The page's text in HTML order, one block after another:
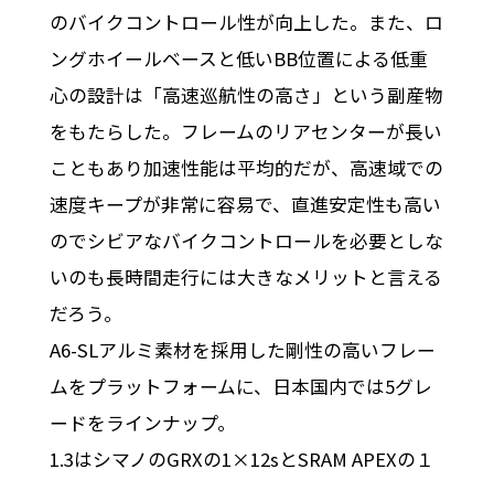
のバイクコントロール性が向上した。また、ロ
ングホイールベースと低いBB位置による低重
心の設計は「高速巡航性の高さ」という副産物
をもたらした。フレームのリアセンターが長い
こともあり加速性能は平均的だが、高速域での
速度キープが非常に容易で、直進安定性も高い
のでシビアなバイクコントロールを必要としな
いのも長時間走行には大きなメリットと言える
だろう。
A6-SLアルミ素材を採用した剛性の高いフレー
ムをプラットフォームに、日本国内では5グレ
ードをラインナップ。
1.3はシマノのGRXの1×12sとSRAM APEXの１